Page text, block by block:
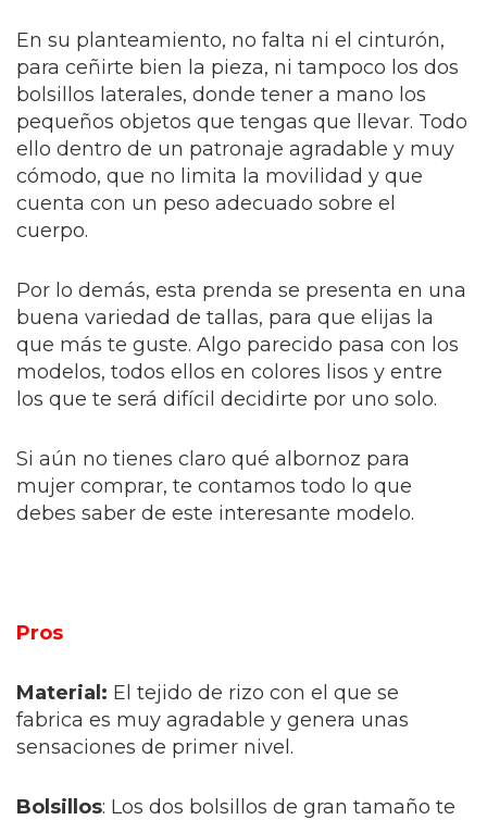
En su planteamiento, no falta ni el cinturón,
para ceñirte bien la pieza, ni tampoco los dos
bolsillos laterales, donde tener a mano los
pequeños objetos que tengas que llevar. Todo
ello dentro de un patronaje agradable y muy
cómodo, que no limita la movilidad y que
cuenta con un peso adecuado sobre el
cuerpo.
Por lo demás, esta prenda se presenta en una
buena variedad de tallas, para que elijas la
que más te guste. Algo parecido pasa con los
modelos, todos ellos en colores lisos y entre
los que te será difícil decidirte por uno solo.
Si aún no tienes claro qué albornoz para
mujer comprar, te contamos todo lo que
debes saber de este interesante modelo.
Pros
Material: El tejido de rizo con el que se
fabrica es muy agradable y genera unas
sensaciones de primer nivel.
Bolsillos: Los dos bolsillos de gran tamaño te